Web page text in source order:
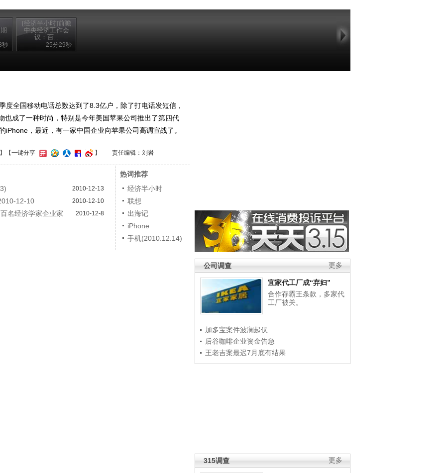
秒
[经济半小时]前瞻
中央经济工作会
议：百...
25分29秒
更多
公司调查
宜家代工厂成“弃妇”
合作存霸王条款，多家代
工厂被关。
加多宝案件波澜起伏
后谷咖啡企业资金告急
王老吉案最迟7月底有结果
更多
315调查
全国移动电话总数达到了8.3亿户，除了打电话发短信，
也成了一种时尚，特别是今年美国苹果公司推出了第四代
iPhone，最近，有一家中国企业向苹果公司高调宣战了。
】 【一键分享 】 责任编辑：刘岩
2010-12-13
12-10 2010-12-10
名经济学家企业家
2010-12-8
热词推荐
经济半小时
联想
出海记
iPhone
手机(2010.12.14)